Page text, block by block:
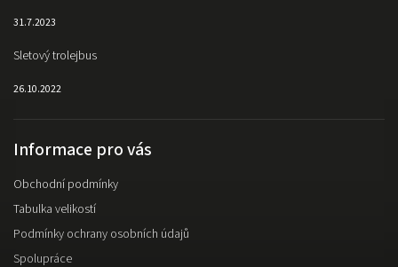
31.7.2023
Sletový trolejbus
26.10.2022
Informace pro vás
Obchodní podmínky
Tabulka velikostí
Podmínky ochrany osobních údajů
Spolupráce